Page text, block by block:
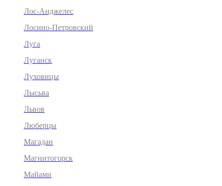
Лос-Анджелес
Лосино-Петровский
Луга
Луганск
Луховицы
Лысьва
Львов
Люберцы
Магадан
Магнитогорск
Майами